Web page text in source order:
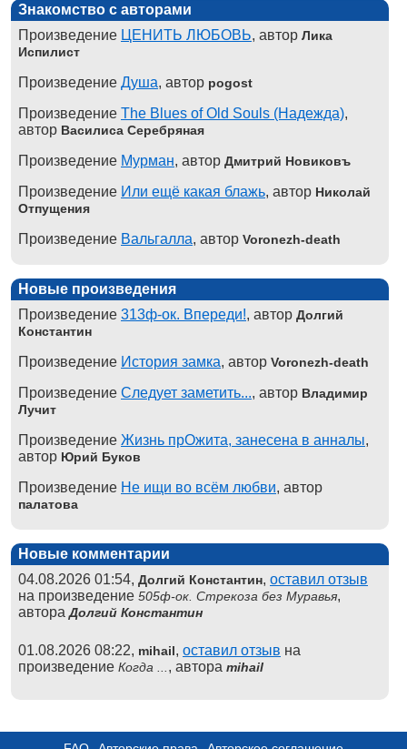
Знакомство с авторами
Произведение ЦЕНИТЬ ЛЮБОВЬ, автор Лика
Испилист
Произведение Душа, автор pogost
Произведение The Blues of Old Souls (Надежда),
автор Василиса Серебряная
Произведение Мурман, автор Дмитрий Новиковъ
Произведение Или ещё какая блажь, автор Николай
Отпущения
Произведение Вальгалла, автор Voronezh-death
Новые произведения
Произведение 313ф-ок. Впереди!, автор Долгий
Константин
Произведение История замка, автор Voronezh-death
Произведение Следует заметить..., автор Владимир
Лучит
Произведение Жизнь прОжита, занесена в анналы,
автор Юрий Буков
Произведение Не ищи во всём любви, автор
палатова
Новые комментарии
04.08.2026 01:54, Долгий Константин, оставил отзыв
на произведение 505ф-ок. Стрекоза без Муравья,
автораДолгий Константин
01.08.2026 08:22, mihail, оставил отзыв на
произведение Когда ... , автора mihail